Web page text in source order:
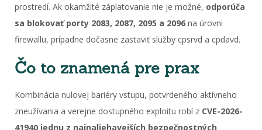
prostredí. Ak okamžité záplatovanie nie je možné, odporúča
sa blokovať porty 2083, 2087, 2095 a 2096 na úrovni
firewallu, prípadne dočasne zastaviť služby cpsrvd a cpdavd.
Čo to znamená pre prax
Kombinácia nulovej bariéry vstupu, potvrdeného aktívneho
zneužívania a verejne dostupného exploitu robí z CVE-2026-
41940 jednu z najnaliehavejších bezpečnostných